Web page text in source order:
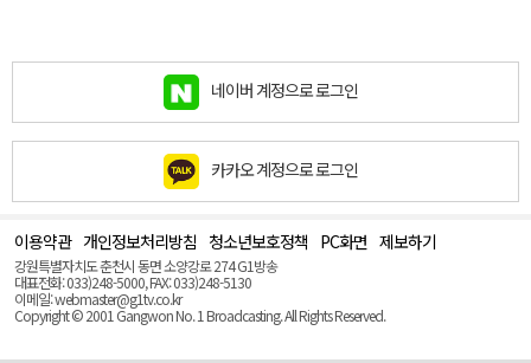
네이버 계정으로 로그인
카카오 계정으로 로그인
이용약관 개인정보처리방침 청소년보호정책 PC화면 제보하기
강원특별자치도 춘천시 동면 소양강로 274 G1방송
대표전화: 033)248-5000, FAX: 033)248-5130
이메일: webmaster@g1tv.co.kr
Copyright © 2001 Gangwon No. 1 Broadcasting. All Rights Reserved.